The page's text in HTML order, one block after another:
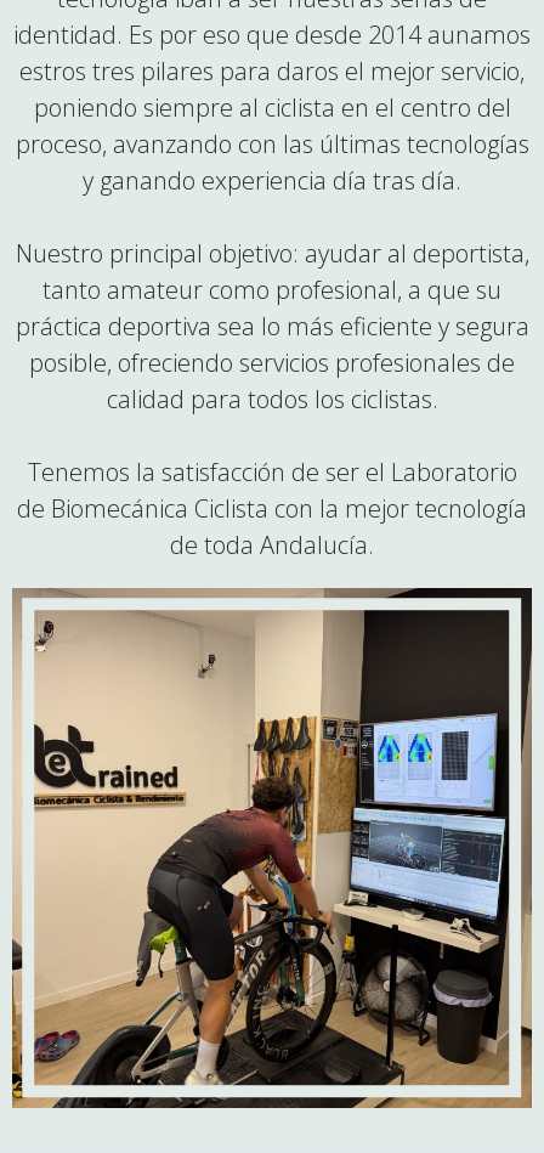
identidad. Es por eso que desde 2014 aunamos
estros tres pilares para daros el mejor servicio,
poniendo siempre al ciclista en el centro del
proceso, avanzando con las últimas tecnologías
y ganando experiencia día tras día.
Nuestro principal objetivo: ayudar al deportista,
tanto amateur como profesional, a que su
práctica deportiva sea lo más eficiente y segura
posible, ofreciendo servicios profesionales de
calidad para todos los ciclistas.
Tenemos la satisfacción de ser el Laboratorio
de Biomecánica Ciclista con la mejor tecnología
de toda Andalucía.